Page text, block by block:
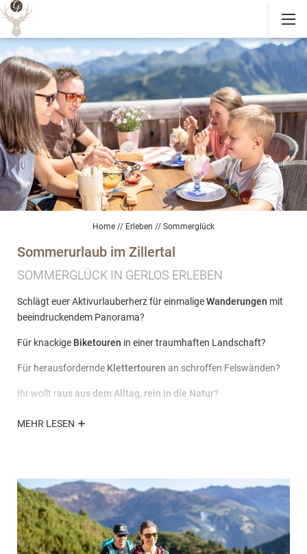
Home // Erleben // Sommerglück
Sommerurlaub im Zillertal
SOMMERGLÜCK IN GERLOS ERLEBEN
Schlägt euer Aktivurlauberherz für einmaligeWanderungen mit
beeindruckendem Panorama?
Für knackige Biketouren in einer traumhaften Landschaft?
Für herausfordernde Klettertouren an schroffen Felswänden?
Ihr wollt raus aus dem Alltag, rein in die Natur?
Du willst aufgesunde Bewegung
Brauchst duRomantikin den Bergen?
Dann seid ihr beim"Grubacher"bestens aufgehoben.
MEHR LESEN